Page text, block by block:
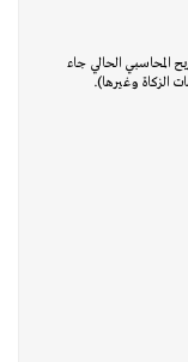
من الربح المحاسبي الحالي جاء
الزكاة وغيرها).